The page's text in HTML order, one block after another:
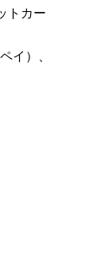
トカー
イ）、